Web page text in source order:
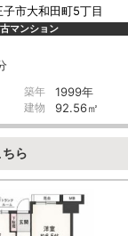
市大和田町5丁目
マンション
築年 1999年
建物 92.56㎡
ら